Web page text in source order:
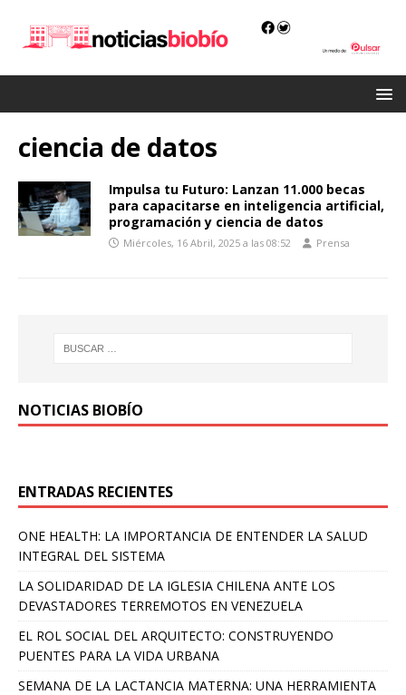
ciencia de datos
Impulsa tu Futuro: Lanzan 11.000 becas
para capacitarse en inteligencia artificial,
programación y ciencia de datos
Miércoles, 16 Abril, 2025 a las 08:52 Prensa
NOTICIAS BIOBÍO
ENTRADAS RECIENTES
ONE HEALTH: LA IMPORTANCIA DE ENTENDER LA SALUD
INTEGRAL DEL SISTEMA
LA SOLIDARIDAD DE LA IGLESIA CHILENA ANTE LOS
DEVASTADORES TERREMOTOS EN VENEZUELA
EL ROL SOCIAL DEL ARQUITECTO: CONSTRUYENDO
PUENTES PARA LA VIDA URBANA
SEMANA DE LA LACTANCIA MATERNA: UNA HERRAMIENTA